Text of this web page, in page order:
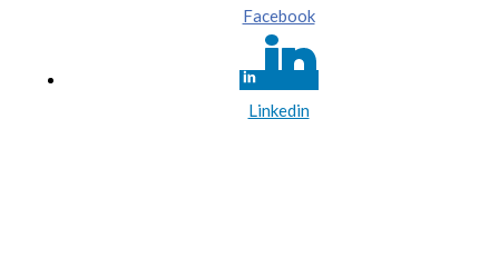
Facebook
Linkedin